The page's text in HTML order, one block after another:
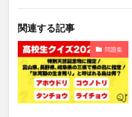
関連する記事
問題集